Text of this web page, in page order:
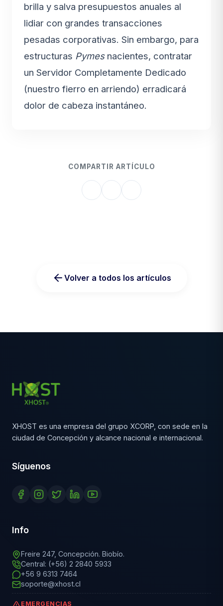
brilla y salva presupuestos anuales al
lidiar con grandes transacciones
pesadas corporativas. Sin embargo, para
estructuras Pymesnacientes, contratar
un Servidor Completamente Dedicado
(nuestro fierro en arriendo) erradicará
dolor de cabeza instantáneo.
COMPARTIR ARTÍCULO
Volver a todos los artículos
XHOST es una empresa del grupo XCORP, con sede en la
ciudad de Concepción y alcance nacional e internacional.
Síguenos
Info
Freire 247, Concepción. Biobío.
Central: (+56) 2 2840 5933
+56 9 6313 7464
soporte@xhost.cl
EMERGENCIAS